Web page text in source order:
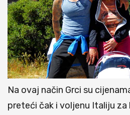
Na ovaj način Grci su
preteći čak i voljenu Italiju za